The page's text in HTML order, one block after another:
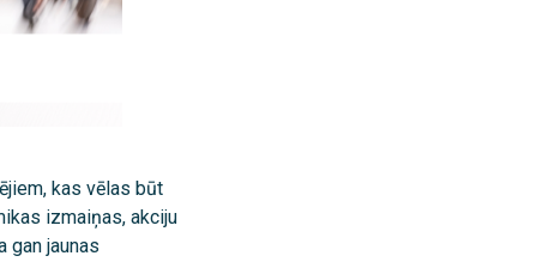
kas vēlas būt
izmaiņas, akciju
jaunas